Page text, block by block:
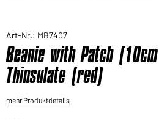
Art-Nr.: MB7407
Beanie with Patch
Thinsulate (red)
mehr Produktdetails